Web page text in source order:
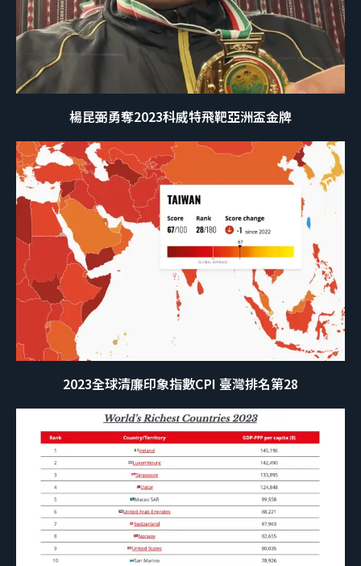
楊昆弼勇奪2023科威特飛靶亞洲盃金牌
2023全球清廉印象指數CPI 臺灣排名第28